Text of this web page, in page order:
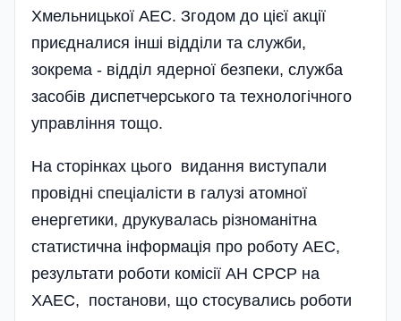
Хмельницької АЕС. Згодом до цієї акції
приєдналися інші відділи та служби,
зокрема - відділ ядерної безпеки, служба
засобів диспетчерського та технологічного
управління тощо.
На сторінках цього видання виступали
провідні спеціалісти в галузі атомної
енергетики, друкувалась різноманітна
статистична інформація про роботу АЕС,
результати роботи комісії АН СРСР на
ХАЕС, постанови, що стосувались роботи